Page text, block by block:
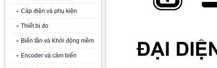
Cáp điện và phụ kiện
Thiết bị đo
Biến tần và Khởi động mềm
Encoder và cảm biến